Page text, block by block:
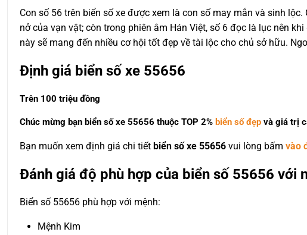
Con số 56 trên biển số xe được xem là con số may mắn và sinh
nở của vạn vật; còn trong phiên âm Hán Việt, số 6 đọc là lục nên
này sẽ mang đến nhiều cơ hội tốt đẹp về tài lộc cho chủ sở hữu.
Định giá biển số xe 55656
Trên 100 triệu đồng
Chúc mừng bạn biển số xe 55656 thuộc TOP 2% biển số đẹp và giá trị
Bạn muốn xem định giá chi tiết biển số xe 55656 vui lòng bấm vào
Đánh giá độ phù hợp của biển số 55656 với
Biển số 55656 phù hợp với mệnh:
Mệnh Kim